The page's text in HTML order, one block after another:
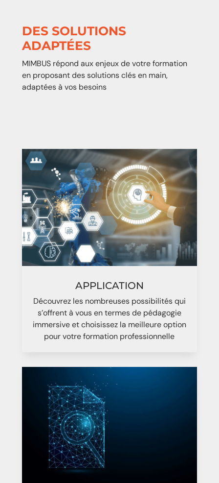
DES SOLUTIONS
ADAPTÉES
MIMBUS répond aux enjeux de votre formation
en proposant des solutions clés en main,
adaptées à vos besoins
APPLICATION
Découvrez les nombreuses possibilités qui
s’offrent à vous en termes de pédagogie
immersive et choisissez la meilleure option
pour votre formation professionnelle